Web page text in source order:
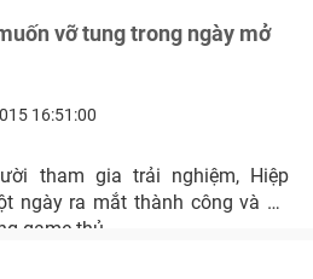
vỡ tung trong ngày mở
16:51:00
tham gia trải nghiệm, Hiệp
ngày ra mắt thành công và để
game thủ.